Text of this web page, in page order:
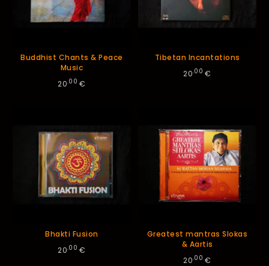
Buddhist Chants & Peace
Music
20.00 €
Tibetan Incantations
20.00 €
Bhakti Fusion
20.00 €
Greatest mantras Slokas
& Aartis
20.00 €